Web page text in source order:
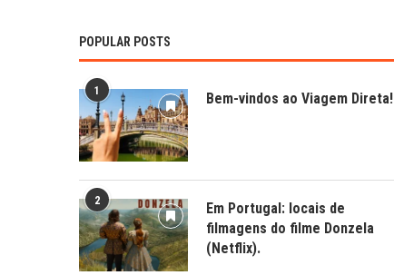
POPULAR POSTS
1 Bem-vindos ao Viagem Direta!
2
Em Portugal: locais de
filmagens do filme Donzela
(Netflix).